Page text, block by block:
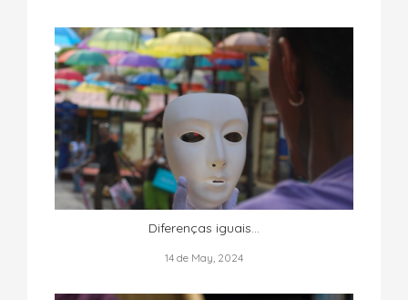
Diferenças iguais…
14 de May, 2024